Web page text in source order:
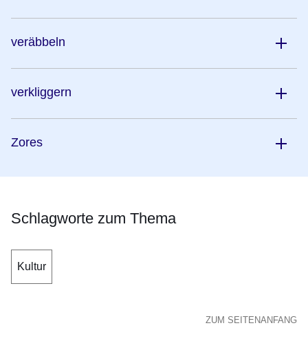
veräbbeln
verkliggern
Zores
Schlagworte zum Thema
Kultur
ZUM SEITENANFANG